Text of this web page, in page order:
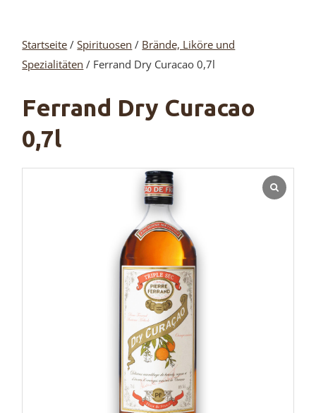
Startseite /Spirituosen / Brände, Liköre und
Spezialitäten / Ferrand Dry Curacao 0,7l
Ferrand Dry Curacao
0,7l